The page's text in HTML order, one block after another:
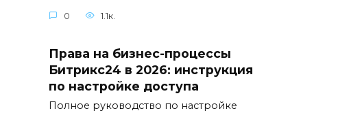
0 1.1к.
Права на бизнес-процессы
Битрикс24 в 2026: инструкция
по настройке доступа
Полное руководство по настройке